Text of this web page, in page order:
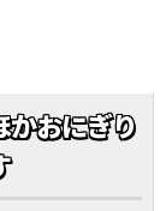
かおにぎり